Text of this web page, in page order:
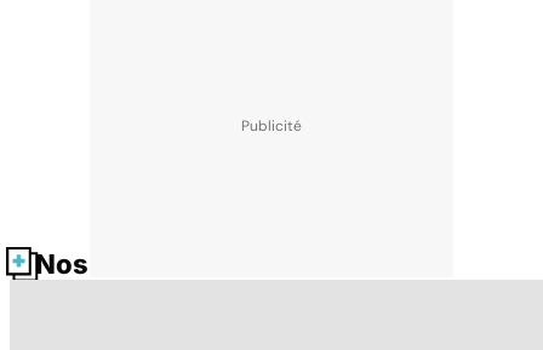
Nos fiches santé